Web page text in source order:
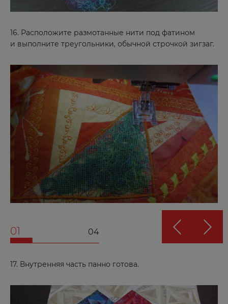
16. Расположите размотанные нити под фатином
и выполните треугольники, обычной строчкой зигзаг.
01 04
17. Внутренняя часть панно готова.
Дубовка
Е
Евпатория
Екатеринбург
Ершов
Железногорск
Жирновск
Заозерный
Зеленогорск
Знаменск